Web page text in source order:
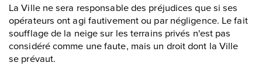
La Ville ne sera responsable des préjudices que si ses
opérateurs ont agi fautivement ou par négligence. Le fait
soufflage de la neige sur les terrains privés n'est pas
considéré comme une faute, mais un droit dont la Ville
se prévaut.